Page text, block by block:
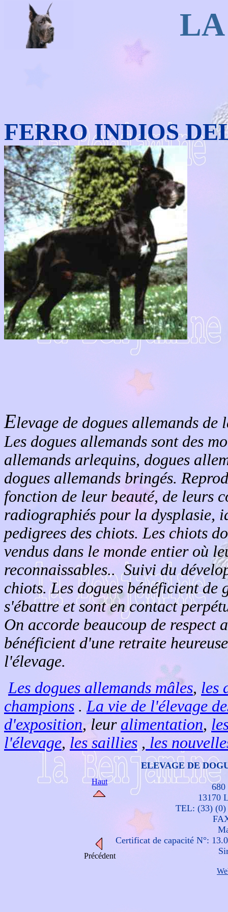
FERRO INDIOS
Elevage de dogues allemands
Les dogues allemands sont des
allemands arlequins, dogues
dogues allemands bringés.
fonction de leur beauté, de leurs
radiographiés pour la dysplasie,
pedigrees des chiots. Les chiots
vendus dans le monde entier où
reconnaissables.. Suivi du
chiots. Les dogues bénéficient de
s'ébattre et sont en contact
On accorde beaucoup de respect
bénéficient d'une retraite
l'élevage.
Les dogues allemands mâles, les
champions .La vie de l'élevage
d'exposition, leur alimentation,
l'élevage, les saillies, les
Haut
ELEVAGE DE
680
13170
TEL: (33)
Certificat de capacité N°:
Précédent